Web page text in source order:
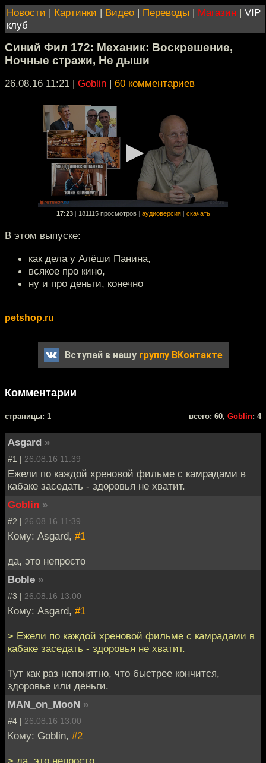
Новости | Картинки | Видео | Переводы | Магазин | VIP
клуб
Синий Фил 172: Механик: Воскрешение,
Ночные стражи, Не дыши
26.08.16 11:21 | Goblin | 60 комментариев
17:23 181115 просмотров аудиоверсия скачать
В этом выпуске:
как дела у Алёши Панина,
всякое про кино,
ну и про деньги, конечно
petshop.ru
Вступай в нашу группу ВКонтакте
Комментарии
cтраницы: 1 всего: 60, Goblin: 4
Asgard »
#1 | 26.08.16 11:39
Ежели по каждой хреновой фильме с камрадами в
кабаке заседать - здоровья не хватит.
Goblin »
#2 | 26.08.16 11:39
Кому: Asgard, #1
да, это непросто
Boble »
#3 | 26.08.16 13:00
Кому: Asgard, #1
> Ежели по каждой хреновой фильме с камрадами в
кабаке заседать - здоровья не хватит.
Тут как раз непонятно, что быстрее кончится,
здоровье или деньги.
MAN_on_MooN »
#4 | 26.08.16 13:00
Кому: Goblin, #2